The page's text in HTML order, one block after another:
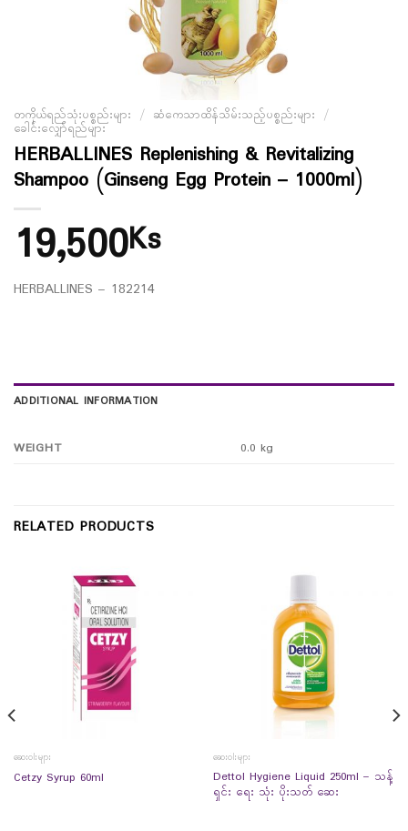
တကိုယ်ရည်သုံးပစ္စည်းများ / ဆံကေသာထိန်သိမ်းသည့်ပစ္စည်းများ /
ခေါင်းလျှော်ရည်များ
HERBALLINES Replenishing & Revitalizing
Shampoo (Ginseng Egg Protein – 1000ml)
19,500Ks
HERBALLINES – 182214
ADDITIONAL INFORMATION
WEIGHT 0.0 kg
RELATED PRODUCTS
ဆေးဝါးများ
Cetzy Syrup 60ml
ဆေးဝါးများ
Dettol Hygiene Liquid 250ml – သန့်
ရှင်း ရေး သုံး ပိုးသတ် ဆေး